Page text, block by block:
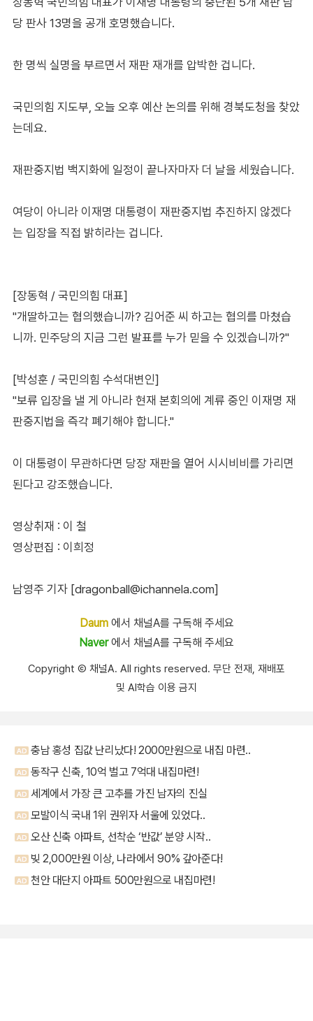
당 판사 13명을 공개 호명했습니다.
한 명씩 실명을 부르면서 재판 재개를 압박한 겁니다.
국민의힘 지도부, 오늘 오후 예산 논의를 위해 경북도청을 찾았
는데요.
재판중지법 백지화에 일정이 끝나자마자 더 날을 세웠습니다.
여당이 아니라 이재명 대통령이 재판중지법 추진하지 않겠다
는 입장을 직접 밝히라는 겁니다.
[장동혁 / 국민의힘 대표]
"개딸하고는 협의했습니까? 김어준 씨 하고는 협의를 마쳤습
니까. 민주당의 지금 그런 발표를 누가 믿을 수 있겠습니까?"
[박성훈 / 국민의힘 수석대변인]
"보류 입장을 낼 게 아니라 현재 본회의에 계류 중인 이재명 재
판중지법을 즉각 폐기해야 합니다."
이 대통령이 무관하다면 당장 재판을 열어 시시비비를 가리면
된다고 강조했습니다.
영상취재 : 이 철
영상편집 : 이희정
남영주 기자 [dragonball@ichannela.com]
Daum에서 채널A를 구독해 주세요
Naver에서 채널A를 구독해 주세요
Copyright Ⓒ 채널A. All rights reserved. 무단 전재, 재배포
및 AI학습 이용 금지